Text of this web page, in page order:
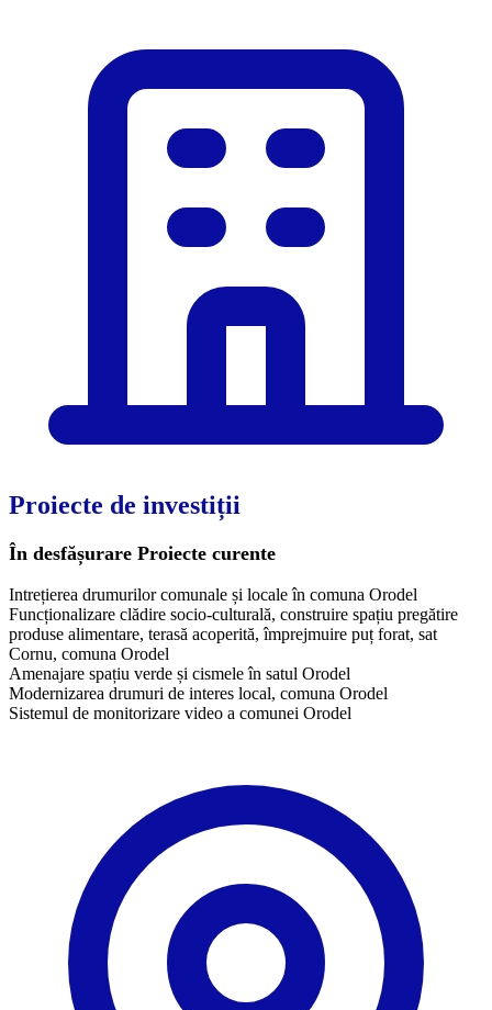
Proiecte de investiții
În desfășurare Proiecte curente
Intrețierea drumurilor comunale și locale în comuna Orodel
Funcționalizare clădire socio-culturală, construire spațiu pregătire
produse alimentare, terasă acoperită, împrejmuire puț forat, sat
Cornu, comuna Orodel
Amenajare spațiu verde și cismele în satul Orodel
Modernizarea drumuri de interes local, comuna Orodel
Sistemul de monitorizare video a comunei Orodel